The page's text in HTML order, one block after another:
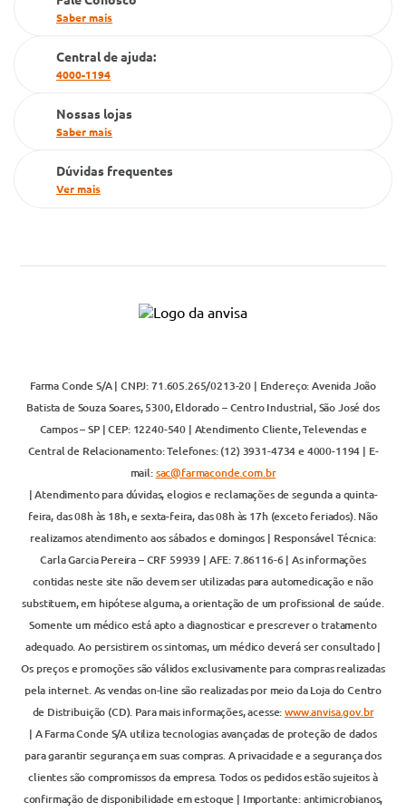
Cartão Grupo Conde
Televendas
Saber mais
Central de ajuda:
4000-1194
Nossas lojas
Saber mais
Dúvidas frequentes
Ver mais
Farma Conde S/A | CNPJ: 71.605.265/0213-20 | Endereço: Avenida João
Batista de Souza Soares, 5300, Eldorado – Centro Industrial, São José dos
Campos – SP | CEP: 12240-540 | Atendimento Cliente, Televendas e
Central de Relacionamento: Telefones: (12) 3931-4734 e 4000-1194 | E-
mail:sac@farmaconde.com.br
| Atendimento para dúvidas, elogios e reclamações de segunda a quinta-
feira, das 08h às 18h, e sexta-feira, das 08h às 17h (exceto feriados). Não
realizamos atendimento aos sábados e domingos | Responsável Técnica:
Carla Garcia Pereira – CRF 59939 | AFE: 7.86116-6 | As informações
contidas neste site não devem ser utilizadas para automedicação e não
substituem, em hipótese alguma, a orientação de um profissional de saúde.
Somente um médico está apto a diagnosticar e prescrever o tratamento
adequado. Ao persistirem os sintomas, um médico deverá ser consultado |
Os preços e promoções são válidos exclusivamente para compras realizadas
pela internet. As vendas on-line são realizadas por meio da Loja do Centro
de Distribuição (CD). Para mais informações, acesse:www.anvisa.gov.br
| A Farma Conde S/A utiliza tecnologias avançadas de proteção de dados
para garantir segurança em suas compras. A privacidade e a segurança dos
clientes são compromissos da empresa. Todos os pedidos estão sujeitos à
confirmação de disponibilidade em estoque | Importante: antimicrobianos,